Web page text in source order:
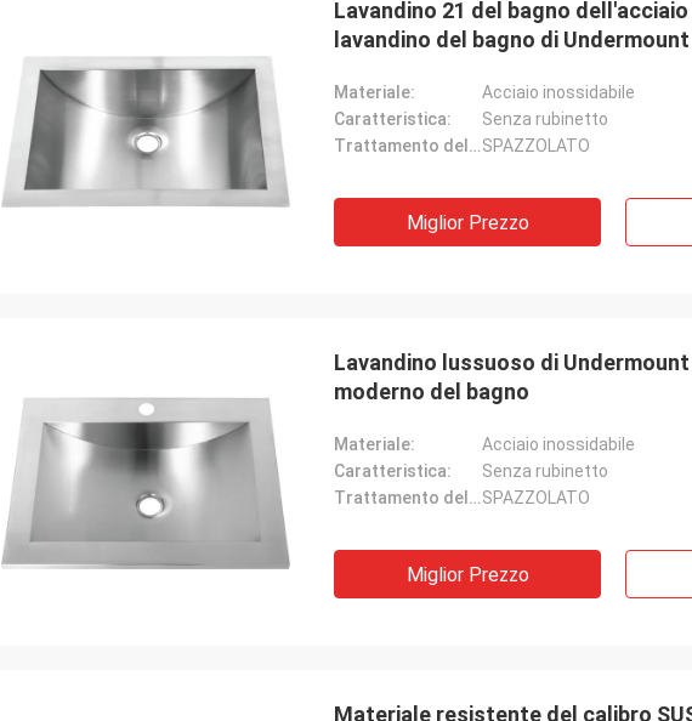
Gilder di Michelle
È grande. Lo amiamo. Gli angoli non sono
troppo taglienti in modo da è facile da
pulire. Gli scaffali possono essere un
Alan Yudelman
Il lavandino è molto eccellente e
utile, sono molto cura circa cui i nostri
bisogni.
Lavandino 21 del bagno
lavandino del bagno di
Materiale:
Acciaio inossidabile
Caratteristica:
Senza rubinetto
Trattamento delle superfici:SPAZZOLATO
Miglior Prezzo
Lavandino lussuoso di
moderno del bagno
Materiale:
Acciaio inossidabile
Caratteristica:
Senza rubinetto
Trattamento delle superfici:SPAZZOLATO
Miglior Prezzo
Materiale resistente del calibro